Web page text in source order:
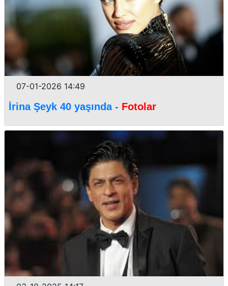
07-01-2026 14:49
İrina Şeyk 40 yaşında - Fotolar